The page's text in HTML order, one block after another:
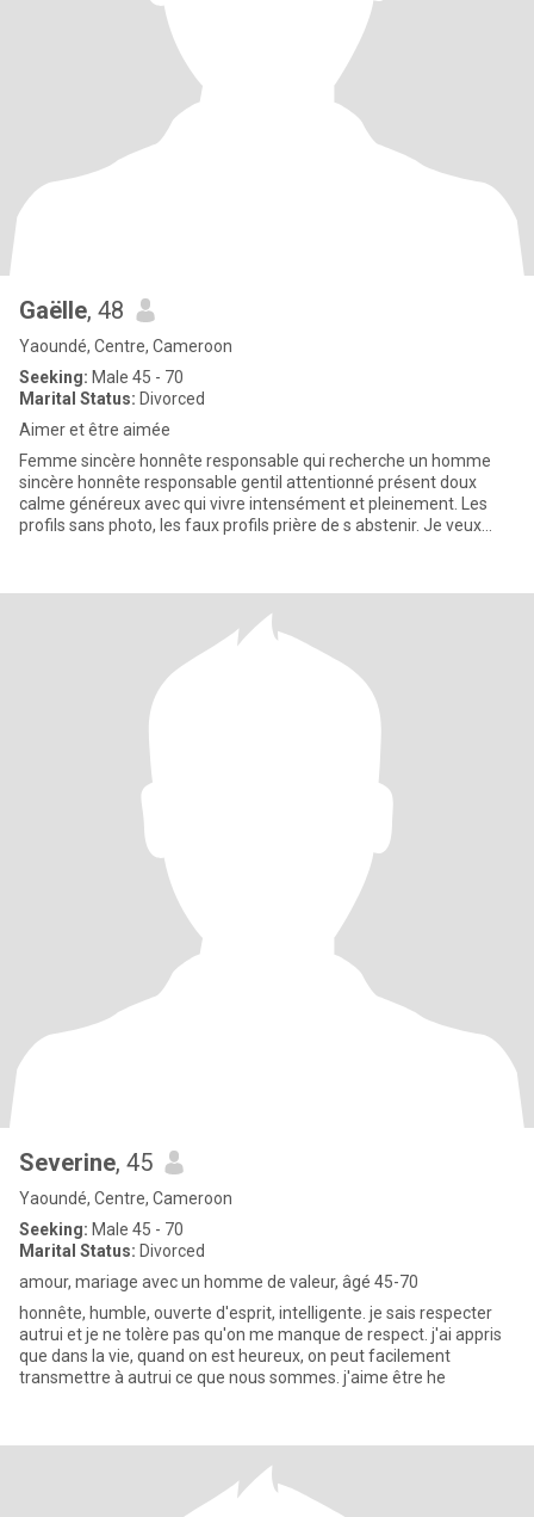
Gaëlle, 48
Yaoundé, Centre, Cameroon
Seeking: Male 45 - 70
Marital Status: Divorced
Aimer et être aimée
Femme sincère honnête responsable qui recherche un homme
sincère honnête responsable gentil attentionné présent doux
calme généreux avec qui vivre intensément et pleinement. Les
profils sans photo, les faux profils prière de s abstenir. Je veux
Severine, 45
Yaoundé, Centre, Cameroon
Seeking: Male 45 - 70
Marital Status: Divorced
amour, mariage avec un homme de valeur, âgé 45-70
honnête, humble, ouverte d'esprit, intelligente. je sais respecter
autrui et je ne tolère pas qu'on me manque de respect. j'ai appris
que dans la vie, quand on est heureux, on peut facilement
transmettre à autrui ce que nous sommes. j'aime être he